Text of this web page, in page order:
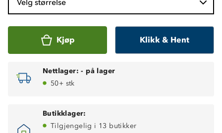
Velg størrelse
Kjøp Klikk & Hent
Nettlager: - på lager
50+ stk
Butikklager:
Tilgjengelig i 13 butikker